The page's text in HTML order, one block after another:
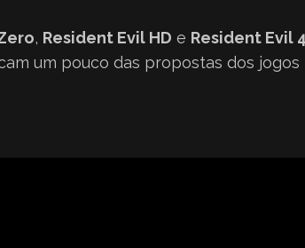
, Resident Evil HD e Resident Evil 4
um pouco das propostas dos jogos